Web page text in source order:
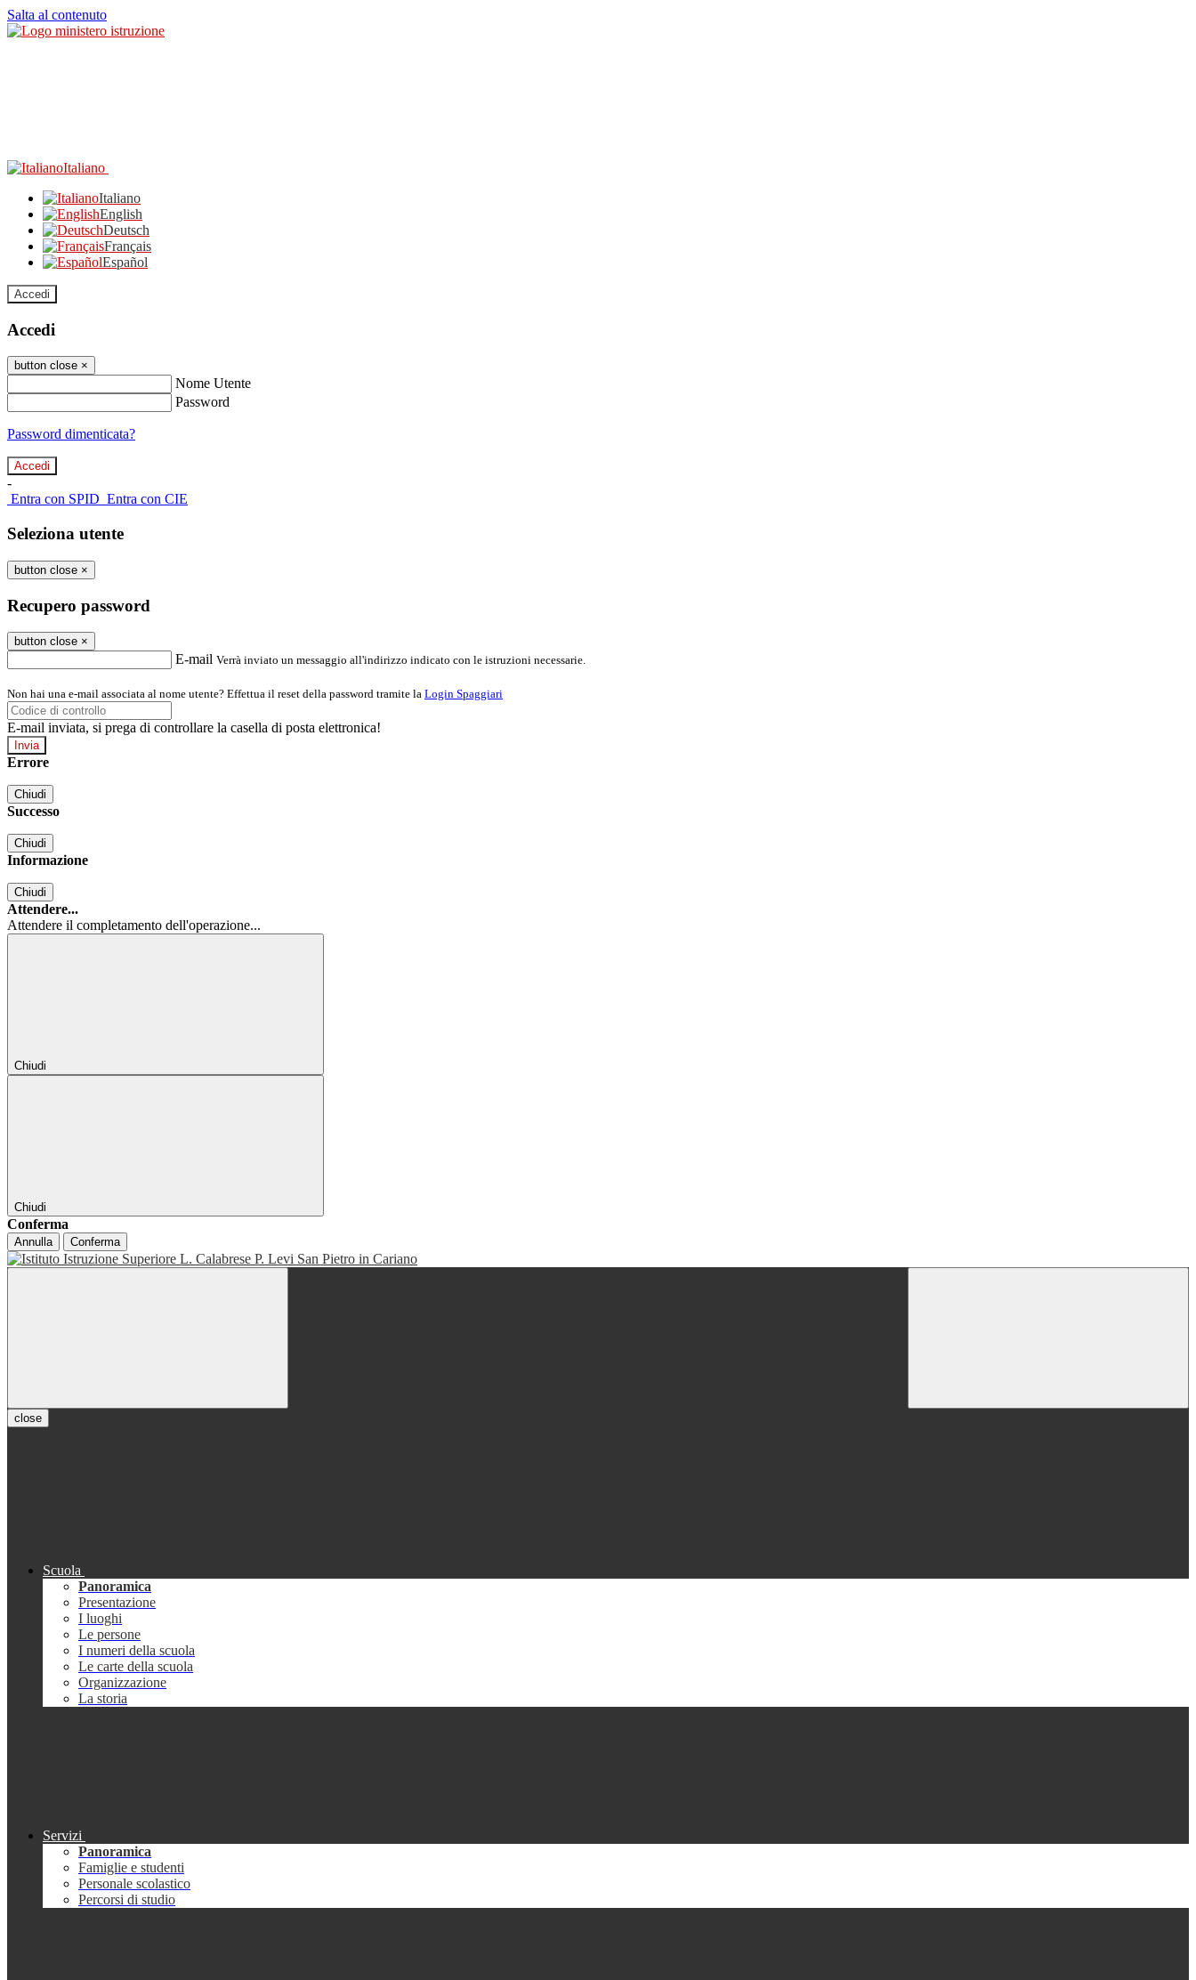
Salta al contenuto
Italiano
Italiano
English
Deutsch
Français
Español
Accedi
Accedi
button close ×
Nome Utente
Password
Password dimenticata?
-
Entra con SPID Entra con CIE
Seleziona utente
button close ×
Recupero password
button close ×
E-mail Verrà inviato un messaggio all'indirizzo indicato con le istruzioni necessarie.
Non hai una e-mail associata al nome utente? Effettua il reset della password tramite la Login Spaggiari
E-mail inviata, si prega di controllare la casella di posta elettronica!
Errore
Chiudi
Successo
Chiudi
Informazione
Chiudi
Attendere...
Attendere il completamento dell'operazione...
Chiudi
Chiudi
Conferma
Annulla Conferma
close
Scuola
Panoramica
Presentazione
I luoghi
Le persone
I numeri della scuola
Le carte della scuola
Organizzazione
La storia
Servizi
Panoramica
Famiglie e studenti
Personale scolastico
Percorsi di studio